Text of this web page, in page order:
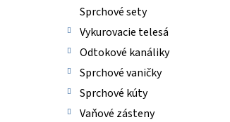
Sprchové sety
Vykurovacie telesá
Odtokové kanáliky
Sprchové vaničky
Sprchové kúty
Vaňové zásteny